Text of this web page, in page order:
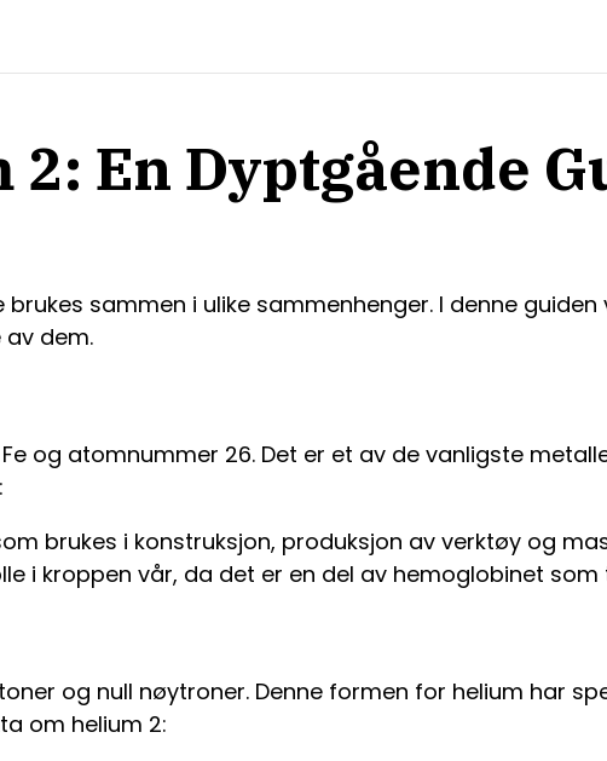
2: En Dyptgående
sammen i ulike sammenhenger. I denne
dem.
og atomnummer 26. Det er et av de vanligste
brukes i konstruksjon, produksjon av verktøy og
i kroppen vår, da det er en del av hemoglobinet
og null nøytroner. Denne formen for helium har
om helium 2: